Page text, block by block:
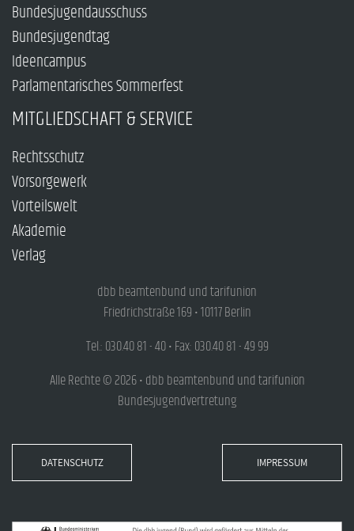
Bundesjugendausschuss
Bundesjugendtag
Ideencampus
Parlamentarisches Sommerfest
MITGLIEDSCHAFT & SERVICE
Rechtsschutz
Vorsorgewerk
Vorteilswelt
Akademie
Verlag
dbb beamtenbund und tarifunion
Friedrichstraße 169 • 10117 Berlin
Tel.: 030.40 81 - 40 • Fax: 030.40 81 - 49 99
Alle Rechte © 2026 • dbb beamtenbund und tarifunion
Bundesjugendvertretung
DATENSCHUTZ IMPRESSUM